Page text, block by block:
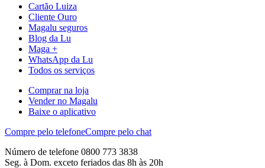
Cartão Luiza
Cliente Ouro
Magalu seguros
Blog da Lu
Maga +
WhatsApp da Lu
Todos os serviços
Comprar na loja
Vender no Magalu
Baixe o aplicativo
Compre pelo telefoneCompre pelo chat
Número de telefone 0800 773 3838
Seg. à Dom. exceto feriados das 8h às 20h